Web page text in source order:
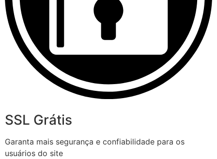
SSL Grátis
Garanta mais segurança e confiabilidade para os
usuários do site